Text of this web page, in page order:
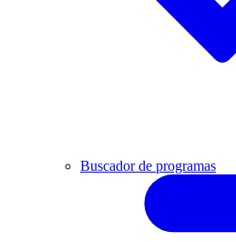
Buscador de programas